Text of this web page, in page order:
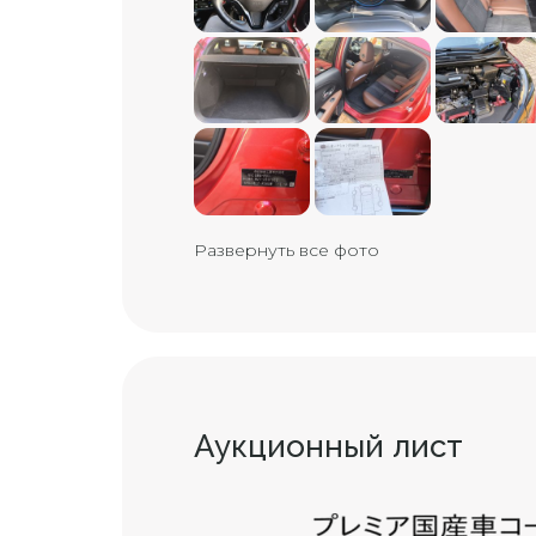
Развернуть все фото
Аукционный лист